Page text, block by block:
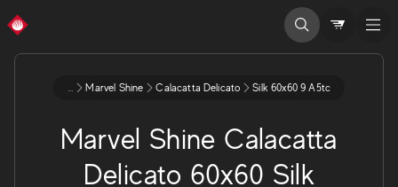
... Marvel Shine Calacatta Delicato Silk 60x60 9 A5tc
Marvel Shine Calacatta
Delicato 60x60 Silk